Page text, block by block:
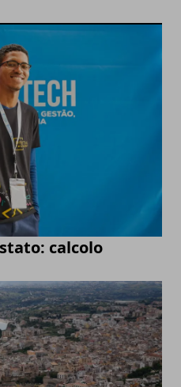
calcolo